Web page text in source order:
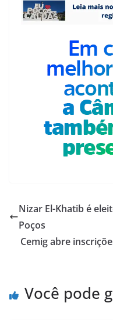
Nizar El-Khatib é
Poços
Cemig abre
Você pode